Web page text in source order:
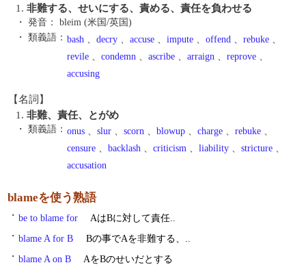
1. 非難する、せいにする、責める、責任を負わせる
・ 発音：
bleim (米国/英国)
・ 類義語： bash 、 decry 、 accuse 、 impute 、 offend 、 rebuke 、
revile 、 condemn 、 ascribe 、 arraign 、 reprove 、
accusing
【名詞】
1. 非難、責任、とがめ
・ 類義語： onus 、 slur 、 scorn 、 blowup 、 charge 、 rebuke 、
censure 、 backlash 、 criticism 、 liability 、 stricture 、
accusation
blameを使う熟語
・ be to blame for
AはBに対して責任..
・ blame A for B
Bの事でAを非難する、..
・ blame A on B AをBのせいだとする